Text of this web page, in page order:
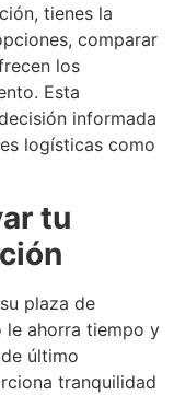
tienes la
comparar
los
Esta
informada
logísticas como
tu
plaza de
le ahorra tiempo y
último
tranquilidad